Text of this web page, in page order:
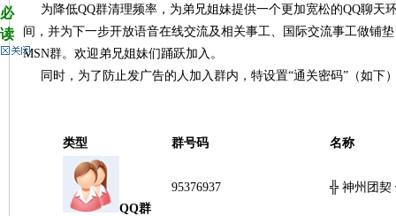
为降低QQ群清理频率，为弟兄姐妹提供一个更加宽松的QQ聊天
间，并为下一步开放语音在线交流及相关事工、国际交流事工做铺
MSN群。欢迎弟兄姐妹们踊跃加入。
同时，为了防止发广告的人加入群内，特设置“通关密码”（如下
类型 群号码 名称
QQ群
95376937 ╬ 神州团
必
读